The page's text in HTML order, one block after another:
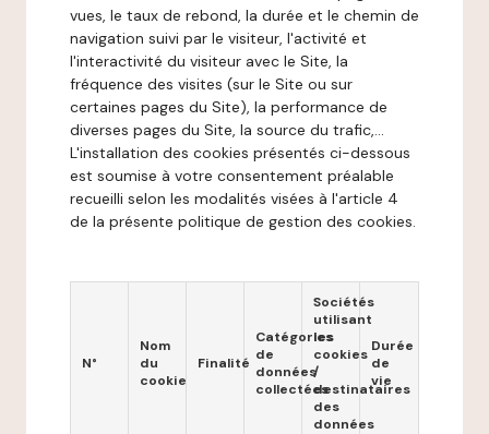
vues, le taux de rebond, la durée et le chemin de
navigation suivi par le visiteur, l'activité et
l'interactivité du visiteur avec le Site, la
fréquence des visites (sur le Site ou sur
certaines pages du Site), la performance de
diverses pages du Site, la source du trafic,...
L'installation des cookies présentés ci-dessous
est soumise à votre consentement préalable
recueilli selon les modalités visées à l'article 4
de la présente politique de gestion des cookies.
N°
Nom
du
cookie
Finalité
Catégories
de
données
collectées
Sociétés
utilisant
les
cookies
/
destinataires
des
données
Durée
de
vie